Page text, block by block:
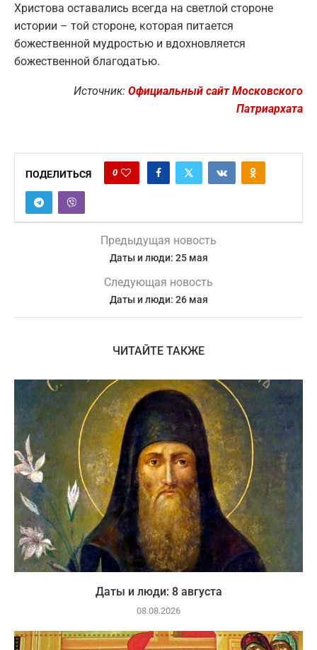
Христова оставались всегда на светлой стороне
истории – той стороне, которая питается
божественной мудростью и вдохновляется
божественной благодатью.
Источник: Официальный сайт Московского
Патриархата
ПОДЕЛИТЬСЯ 0
Предыдущая новость
Даты и люди: 25 мая
Следующая новость
Даты и люди: 26 мая
ЧИТАЙТЕ ТАКЖЕ
Даты и люди: 8 августа
08.08.2026